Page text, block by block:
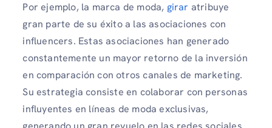
Por ejemplo, la marca de moda, girar atribuye
gran parte de su éxito a las asociaciones con
influencers. Estas asociaciones han generado
constantemente un mayor retorno de la inversión
en comparación con otros canales de marketing.
Su estrategia consiste en colaborar con personas
influyentes en líneas de moda exclusivas,